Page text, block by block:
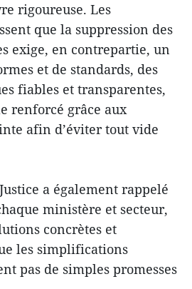
rigoureuse. Les
que la suppression des
exige, en contrepartie, un
et de standards, des
fiables et transparentes,
renforcé grâce aux
afin d’éviter tout vide
a également rappelé
ministère et secteur,
concrètes et
les simplifications
pas de simples promesses